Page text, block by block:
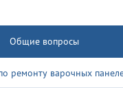
Общие вопросы
ремонту варочных